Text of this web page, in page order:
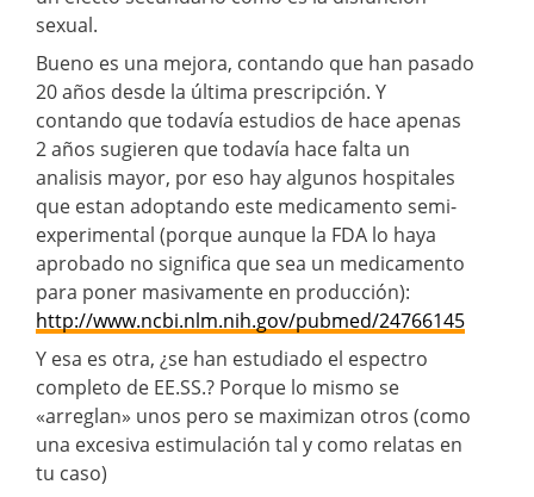
sexual.
Bueno es una mejora, contando que han pasado
20 años desde la última prescripción. Y
contando que todavía estudios de hace apenas
2 años sugieren que todavía hace falta un
analisis mayor, por eso hay algunos hospitales
que estan adoptando este medicamento semi-
experimental (porque aunque la FDA lo haya
aprobado no significa que sea un medicamento
para poner masivamente en producción):
http://www.ncbi.nlm.nih.gov/pubmed/24766145
Y esa es otra, ¿se han estudiado el espectro
completo de EE.SS.? Porque lo mismo se
«arreglan» unos pero se maximizan otros (como
una excesiva estimulación tal y como relatas en
tu caso)